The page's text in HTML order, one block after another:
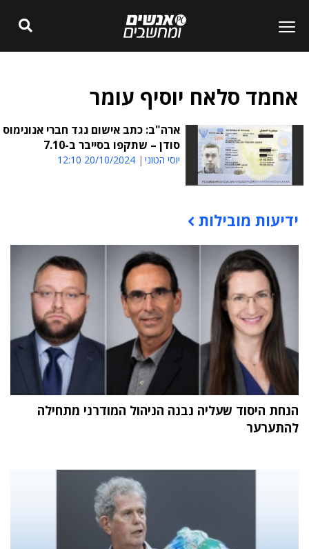
אחמד סלאח יוסיף עומר
ארה"ב: כתב אישום נגד חברי אנונימוס
סודן – שתקפו בסייבר ב-7.10
יוסי הטוני 20/10/2024 12:10
תוכן פרסומי
ידיעות מובילות
הנחת היסוד שעליה נבנה הניהול המודרני מתחילה
להתערער